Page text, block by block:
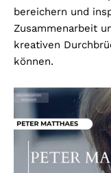
bereichern und
Zusammenarbeit
kreativen
können.